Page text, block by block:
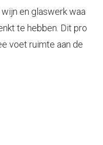
en glaswerk waa
te hebben. Dit pro
voet ruimte aan de